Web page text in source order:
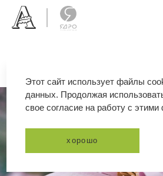
Этот сайт использует файлы
данных. Продолжая
свое согласие на работу с
хорошо